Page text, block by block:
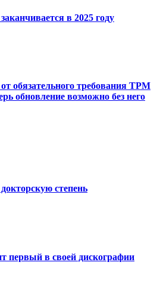
в 2025 году
обязательного требования TPM
обновление возможно без него
степень
первый в своей дискографии